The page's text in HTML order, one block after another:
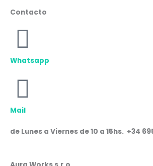
Contacto
Whatsapp
Mail
de Lunes a Viernes de 10 a 15hs. +34